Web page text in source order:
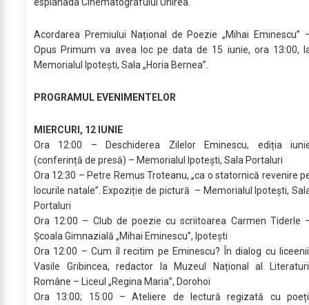
Acordarea Premiului Național de Poezie „Mihai Eminescu”
Opus Primum va avea loc pe data de 15 iunie, ora 13:00,
Memorialul Ipotești, Sala „Horia Bernea”.
PROGRAMUL EVENIMENTELOR
MIERCURI, 12 IUNIE
Ora 12:00 – Deschiderea Zilelor Eminescu, ediția
(conferință de presă) – Memorialul Ipotești, Sala Portaluri
Ora 12:30 – Petre Remus Troteanu, „ca o statornică revenire
locurile natale”. Expoziție de pictură – Memorialul Ipotești,
Portaluri
Ora 12:00 – Club de poezie cu scriitoarea Carmen Tiderle
Școala Gimnazială „Mihai Eminescu”, Ipotești
Ora 12:00 – Cum îl recitim pe Eminescu? În dialog cu
Vasile Gribincea, redactor la Muzeul Național al
Române – Liceul „Regina Maria”, Dorohoi
Ora 13:00; 15:00 – Ateliere de lectură regizată cu